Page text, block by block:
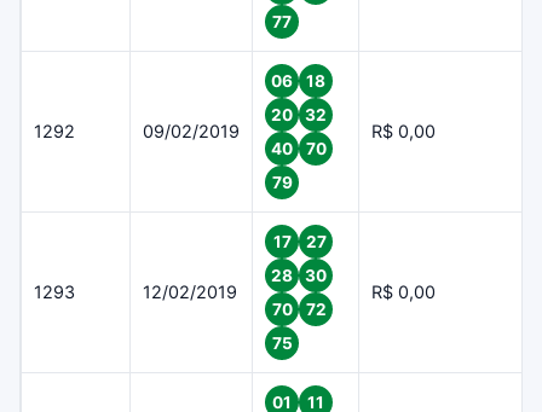
77
1292 09/02/2019
06
18
20
32
40
70
79
R$ 0,00
1293 12/02/2019
17
27
28
30
70
72
75
R$ 0,00
01 11